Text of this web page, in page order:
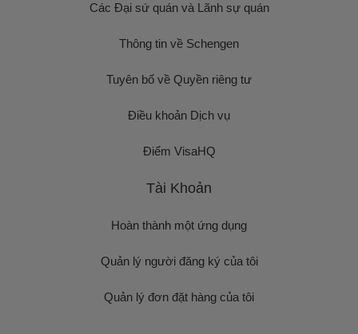
Các Đại sứ quán và Lãnh sự quán
Thông tin về Schengen
Tuyên bố về Quyền riêng tư
Điều khoản Dịch vụ
Điểm VisaHQ
Tài Khoản
Hoàn thành một ứng dụng
Quản lý người đăng ký của tôi
Quản lý đơn đặt hàng của tôi